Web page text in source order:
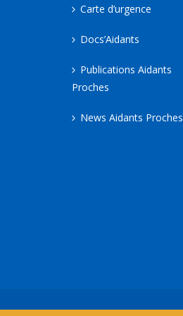
Carte d’urgence
Docs’Aidants
Publications Aidants
Proches
News Aidants Proches